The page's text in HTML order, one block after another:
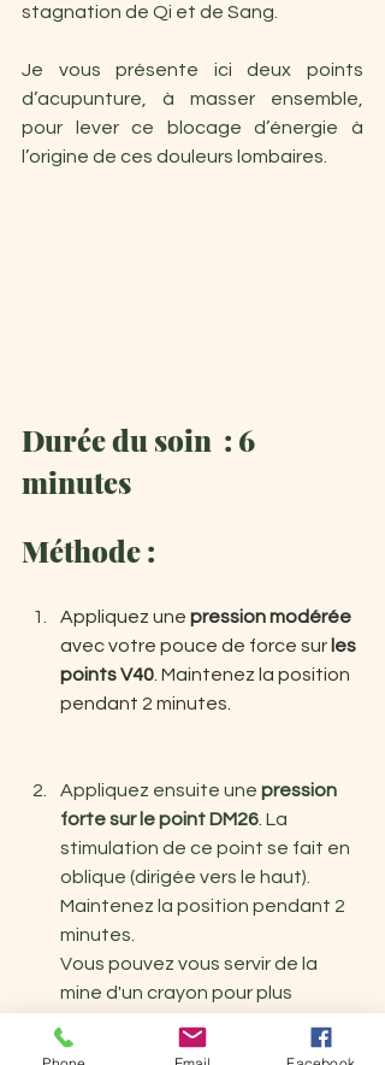
stagnation de Qi et de Sang.
Je vous présente ici deux points
d’acupunture, à masser ensemble,
pour lever ce blocage d’énergie à
l’origine de ces douleurs lombaires.
Durée du soin  : 6
minutes
Méthode :
Appliquez une pression modérée
avec votre pouce de force sur les
points V40 . Maintenez la position
pendant 2 minutes.
Appliquez ensuite une pression
forte sur le point DM26 . La
stimulation de ce point se fait en
oblique (dirigée vers le haut).
Maintenez la position pendant 2
minutes.
Vous pouvez vous servir de la
mine d'un crayon pour plus
peut provoquer des larmes, c’est